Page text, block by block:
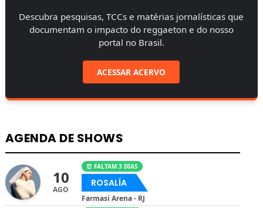
Descubra pesquisas, TCCs e matérias jornalísticas que
documentam o impacto do reggaeton e do nosso
portal no Brasil.
ACESSAR ACERVO
AGENDA DE SHOWS
10
AGO
⏰ FALTAM 3 DIAS
ROSALÍA
Farmasi Arena - RJ